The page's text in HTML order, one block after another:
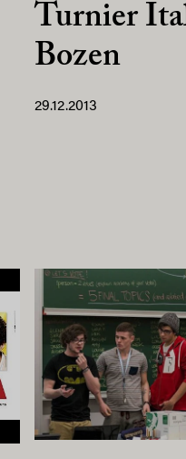
Turnier
Bozen
29.12.2013